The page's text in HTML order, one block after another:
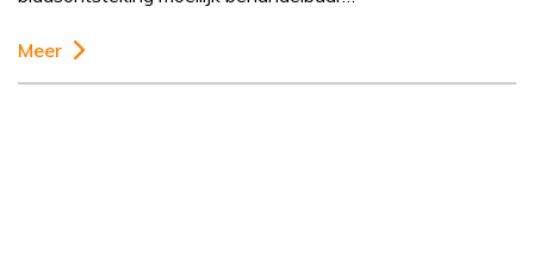
Meer